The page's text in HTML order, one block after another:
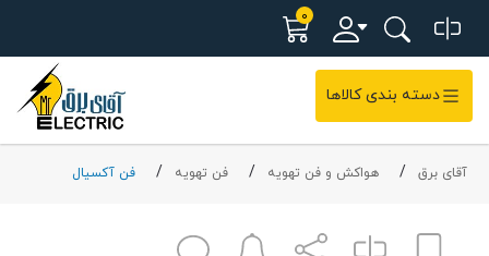
0
دسته بندی کالاها
آقای برق هواکش و فن تهویه فن تهویه فن آکسیال